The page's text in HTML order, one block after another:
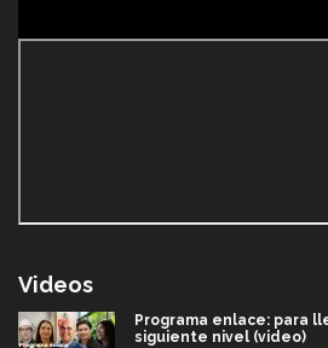
Videos
Programa enlace: para
siguiente nivel (video)